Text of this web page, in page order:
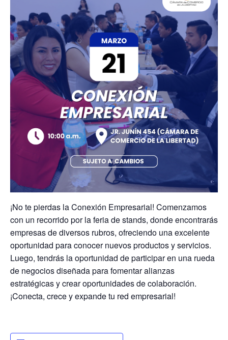
¡No te pierdas laConexión Empresarial! Comenzamos
con un recorrido por laferia de stands, donde encontrarás
empresas de diversos rubros, ofreciendo una excelente
oportunidad para conocer nuevos productos y servicios.
Luego, tendrás la oportunidad de participar en una rueda
de negociosdiseñada para fomentar alianzas
estratégicas y crear oportunidades de colaboración.
¡Conecta, crece y expande tu red empresarial!